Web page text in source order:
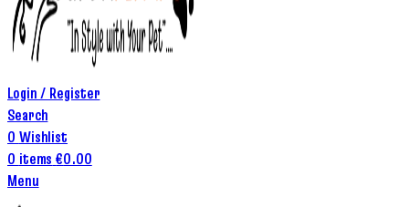
Login / Register
Search
0 Wishlist
0 items €0.00
Menu